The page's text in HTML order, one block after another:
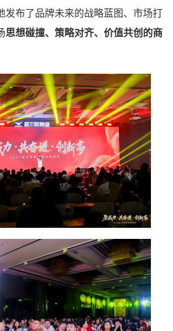
发布了品牌未来的战略蓝图、市场打
思想碰撞、策略对齐、价值共创的商